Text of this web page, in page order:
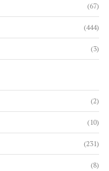
(67)
(444)
(3)
(2)
(10)
(231)
(8)